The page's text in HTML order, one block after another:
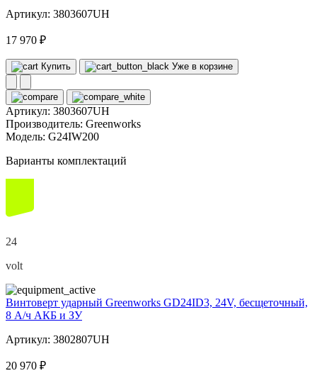
Артикул: 3803607UH
17 970 ₽
Купить Уже в корзине
Артикул: 3803607UH
Производитель: Greenworks
Модель: G24IW200
Варианты комплектаций
24
volt
Винтоверт ударный Greenworks GD24ID3, 24V, бесщеточный,
8 А/ч АКБ и ЗУ
Артикул: 3802807UH
20 970 ₽